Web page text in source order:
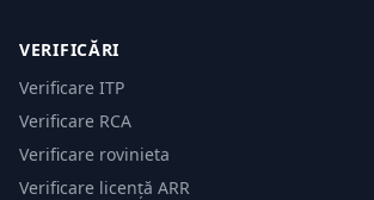
VERIFICĂRI
Verificare ITP
Verificare RCA
Verificare rovinieta
Verificare licență ARR